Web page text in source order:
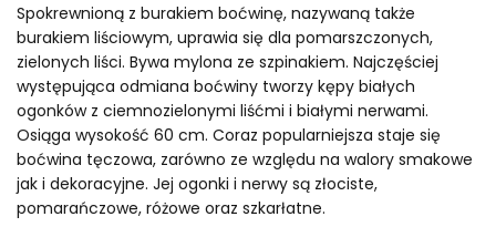
Spokrewnioną z burakiem boćwinę, nazywaną także
burakiem liściowym, uprawia się dla pomarszczonych,
zielonych liści. Bywa mylona ze szpinakiem. Najczęściej
występująca odmiana boćwiny tworzy kępy białych
ogonków z ciemnozielonymi liśćmi i białymi nerwami.
Osiąga wysokość 60 cm. Coraz popularniejsza staje się
boćwina tęczowa, zarówno ze względu na walory smakowe
jak i dekoracyjne. Jej ogonki i nerwy są złociste,
pomarańczowe, różowe oraz szkarłatne.